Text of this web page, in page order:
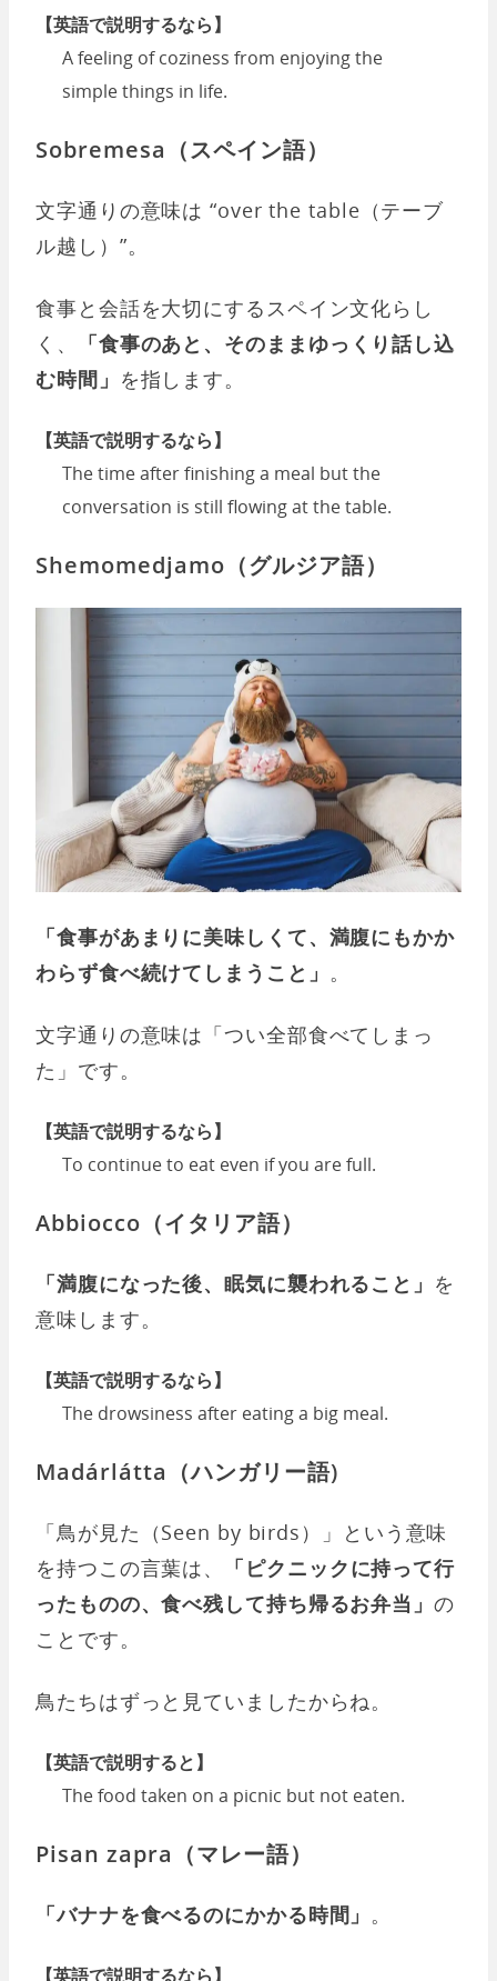
【英語で説明するなら】
A feeling of coziness from enjoying the
simple things in life.
Sobremesa（スペイン語）
文字通りの意味は “over the table（テーブ
ル越し）”。
食事と会話を大切にするスペイン文化らし
く、
「食事のあと、そのままゆっくり話し込
む時間」 を指します。
【英語で説明するなら】
The time after finishing a meal but the
conversation is still flowing at the table.
Shemomedjamo（グルジア語）
「食事があまりに美味しくて、満腹にもかか
わらず食べ続けてしまうこと」 。
文字通りの意味は「つい全部食べてしまっ
た」です。
【英語で説明するなら】
To continue to eat even if you are full.
Abbiocco（イタリア語）
「満腹になった後、眠気に襲われること」 を
意味します。
【英語で説明するなら】
The drowsiness after eating a big meal.
Madárlátta（ハンガリー語)
「鳥が見た（Seen by birds）」という意味
を持つこの言葉は、
「ピクニックに持って行
ったものの、食べ残して持ち帰るお弁当」の
ことです。
鳥たちはずっと見ていましたからね。
【英語で説明すると】
The food taken on a picnic but not eaten.
Pisan zapra（マレー語）
「バナナを食べるのにかかる時間」 。
【英語で説明するなら】